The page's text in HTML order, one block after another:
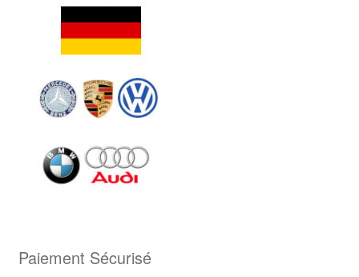
Paiement Sécurisé